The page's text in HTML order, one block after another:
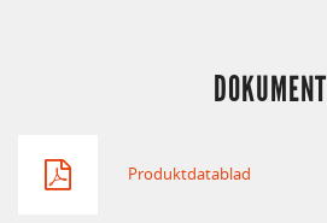
DOKUMENT
Produktdatablad